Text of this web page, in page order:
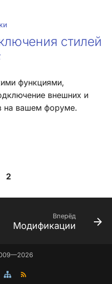
стилей
функциями,
внешних и
на вашем форуме.
2
Вперёд
Модификации